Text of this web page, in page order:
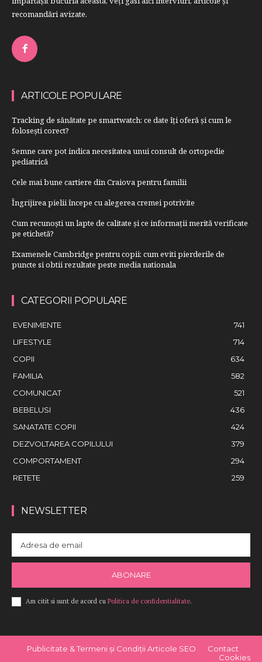
recomandări avizate.
ARTICOLE POPULARE
Tracking de sănătate pe smartwatch: ce date îți oferă și cum le
folosești corect?
Semne care pot indica necesitatea unui consult de ortopedie
pediatrică
Cele mai bune cartiere din Craiova pentru familii
Îngrijirea pielii începe cu alegerea cremei potrivite
Cum recunoști un lapte de calitate și ce informații merită verificate
pe etichetă?
Examenele Cambridge pentru copii: cum eviti pierderile de
puncte si obtii rezultate peste media nationala
CATEGORII POPULARE
EVENIMENTE
741
LIFESTYLE
714
COPII
634
FAMILIA
582
COMUNICAT
521
BEBELUSI
436
SANATATE COPII
424
DEZVOLTAREA COPILULUI
379
COMPORTAMENT
294
RETETE
259
NEWSLETTER
ABONARE
Am citit si sunt de acord cu Politica de confidentialitate.
Publicitate & Termeni și Condiții Articole SEO
Contact
Cookies